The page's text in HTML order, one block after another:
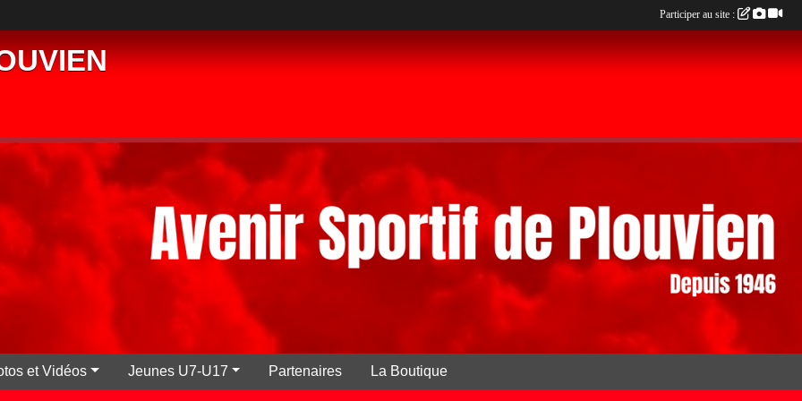
et Vidéos Jeunes U7-U17 Partenaires La Boutique
Participer au site :